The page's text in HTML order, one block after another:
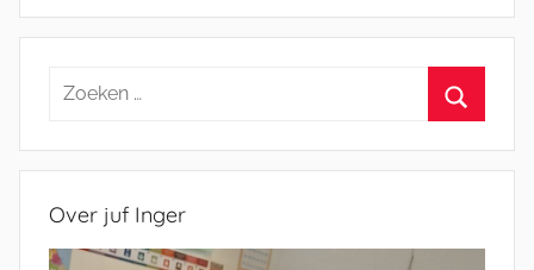
Zoeken
Over juf Inger